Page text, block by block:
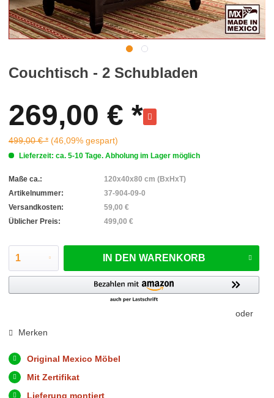
Couchtisch - 2 Schubladen
269,00 € *
499,00 € * (46,09% gespart)
Lieferzeit: ca. 5-10 Tage. Abholung im Lager möglich
Maße ca.:
120x40x80 cm (BxHxT)
Artikelnummer:
37-904-09-0
Versandkosten:
59,00 €
Üblicher Preis:
499,00 €
IN DEN WARENKORB
oder
Merken
Original Mexico Möbel
Mit Zertifikat
Lieferung montiert